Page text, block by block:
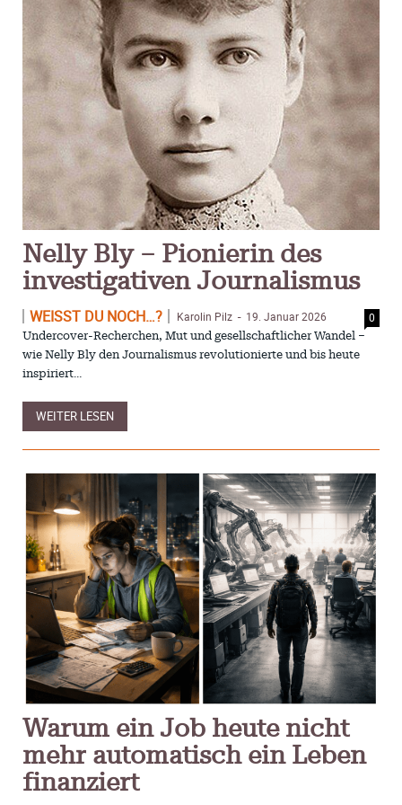
ISSN 3052-3079
Tel: (05655) 32 000 00
Fax: (05655) 32 000 24
Mobil: (01573) 96 22 11 5
E-Mail:
redaktion@wannefredder.de
DER WANNEFREDDER ist Mitglied im
Medienverband der freien
Presse e.V.
Wannfredder - Aktuell
Meist gelesen
Ratgeber & Magazin
Nelly Bly – Pionierin des
investigativen Journalismus
WEISST DU NOCH…? Karolin Pilz - 19. Januar 2026 0
Undercover-Recherchen, Mut und gesellschaftlicher Wandel –
wie Nelly Bly den Journalismus revolutionierte und bis heute
inspiriert…
WEITER LESEN
Warum ein Job heute nicht
mehr automatisch ein Leben
finanziert